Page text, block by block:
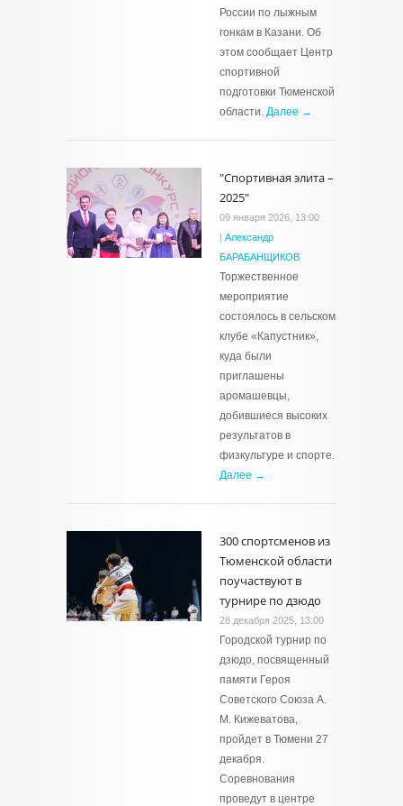
России по лыжным
гонкам в Казани. Об
этом сообщает Центр
спортивной
подготовки Тюменской
области. Далее →
"Спортивная элита –
2025"
09 января 2026, 13:00
| Александр
БАРАБАНЩИКОВ
Торжественное
мероприятие
состоялось в сельском
клубе «Капустник»,
куда были
приглашены
аромашевцы,
добившиеся высоких
результатов в
физкультуре и спорте.
Далее →
300 спортсменов из
Тюменской области
поучаствуют в
турнире по дзюдо
28 декабря 2025, 13:00
Городской турнир по
дзюдо, посвященный
памяти Героя
Советского Союза А.
М. Кижеватова,
пройдет в Тюмени 27
декабря.
Соревнования
проведут в центре